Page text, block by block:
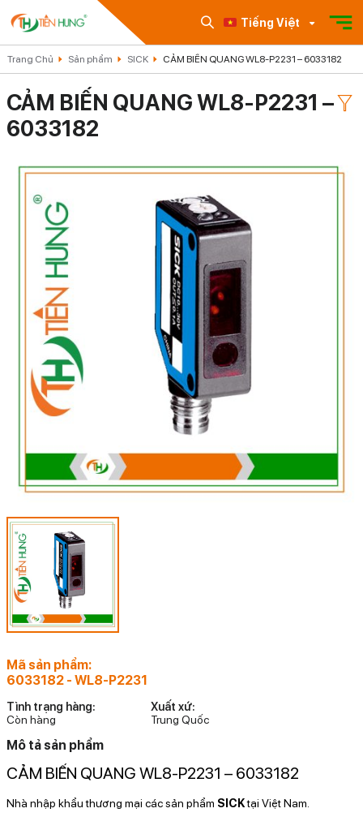
Tiếng Việt
Trang Chủ Sản phẩm SICK CẢM BIẾN QUANG WL8-P2231 – 6033182
CẢM BIẾN QUANG WL8-P2231 –
6033182
Mã sản phẩm:
6033182 - WL8-P2231
Tình trạng hàng:
Còn hàng
Xuất xứ:
Trung Quốc
Mô tả sản phẩm
CẢM BIẾN QUANG WL8-P2231 – 6033182
Nhà nhập khẩu thương mại các sản phẩm SICKtại Việt Nam.